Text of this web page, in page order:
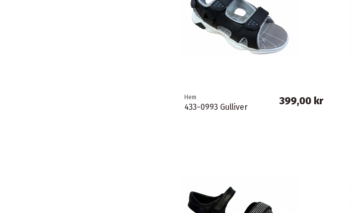
Hem
433-0993 Gulliver
399,00 kr